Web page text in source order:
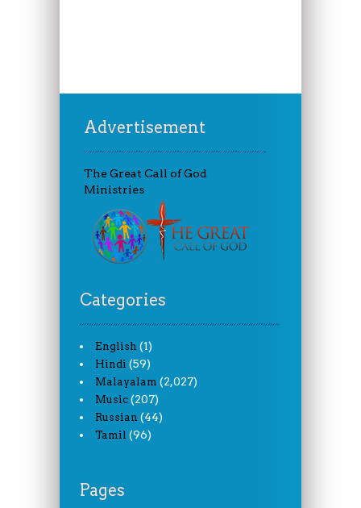
Advertisement
The Great Call of God
Ministries
Categories
English (1)
Hindi (59)
Malayalam (2,027)
Music (207)
Russian (44)
Tamil (96)
Pages